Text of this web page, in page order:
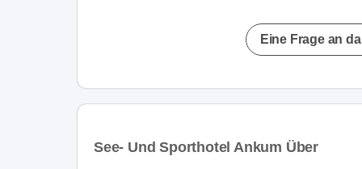
Eine Frage an
See- Und Sporthotel Ankum Über